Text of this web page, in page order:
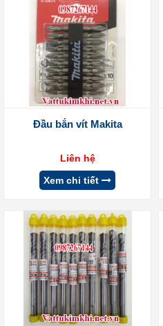
Đầu bắn vít Makita
Liên hệ
Xem chi tiết